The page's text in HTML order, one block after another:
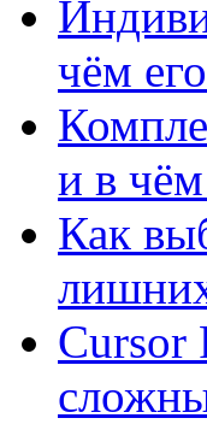
чём
и в
Как
Cursor